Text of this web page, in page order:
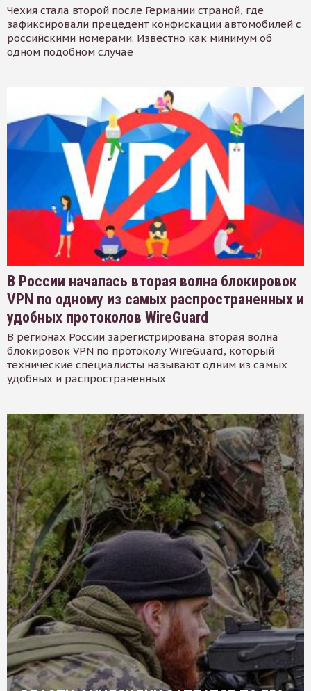
Чехия стала второй после Германии страной, где
зафиксировали прецедент конфискации автомобилей с
российскими номерами. Известно как минимум об
одном подобном случае
В России началась вторая волна блокировок
VPN по одному из самых распространенных и
удобных протоколов WireGuard
В регионах России зарегистрирована вторая волна
блокировок VPN по протоколу WireGuard, который
технические специалисты называют одним из самых
удобных и распространенных